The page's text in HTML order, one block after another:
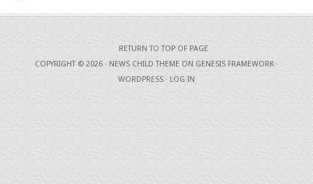
RETURN TO TOP OF PAGE
COPYRIGHT © 2026 · NEWS CHILD THEME ON GENESIS FRAMEWORK ·
WORDPRESS · LOG IN